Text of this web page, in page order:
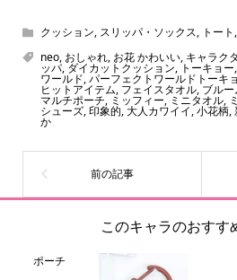
クッション, スリッパ・ソックス, トート ,
neo, おしゃれ, お花 かわいい, キャラク
ッパ,ダイカットクッション,トーキョー,
ワールド,パーフェクトワールドトーキ
ヒットアイテム, フェイスタオル,ブルー
マルチポーチ, ミッフィー, ミニタオル,
シューズ,印象的,大人カワイイ,小花柄,
か
このキャラのおすす
ポーチ